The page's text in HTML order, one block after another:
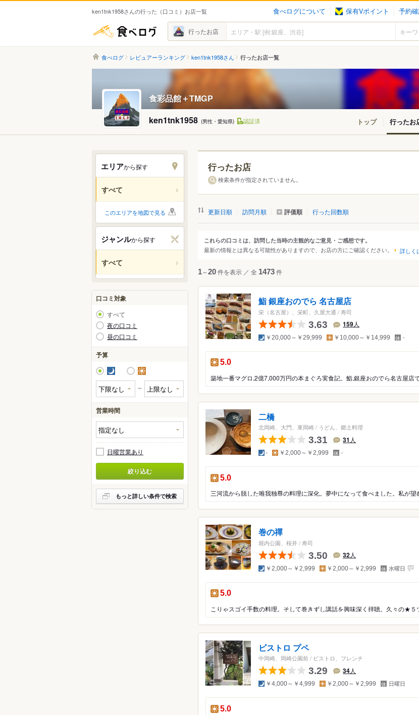
ken1tnk1958さんの行った（口コミ）お店一覧 食べログについて 保有Vポイント 予約
食べログ 行ったお店
食べログ レビュアーランキング ken1tnk1958さん 行ったお店一覧
食彩品館＋TMGP
ken1tnk1958 (男性・愛知県) 認証済 トップ 行ったお
エリアから探す
すべて
北海道・東北
関東 東京 神奈川 千葉 埼玉 群馬 栃木 茨城
中部 愛知 三重 岐阜 静岡 山梨
中国・四国 広島 岡山 山口 島根 鳥取 徳島 香川 愛媛
九州・沖縄 福岡 佐賀
アジア
インドネシア
ベトナム マレーシア
北米 アメリカ
グアム
オセアニア オーストラリア
ヨーロッパ イギリス アイルランド フランス ドイツ イタ
ポルトガル
ルクセンブルグ
デンマーク スウェーデン
中南米 メキシコ ブラジル ペルー
アフリカ 南アフリカ
このエリアを地図で見る
ジャンルから探す
すべて
ジャンルから探す
人気のジャンル
焼き鳥
お好み焼き もんじゃ焼き
スペイン料理
ステーキ
カレー
鍋 もつ鍋
天ぷら
焼肉 料理旅館 ビストロ
串揚げ
うどん しゃぶしゃぶ 沖
食堂
ビュッフェ・バイキング
レストラン
焼肉・ホルモン
鍋 居酒屋
ラーメン ラーメン・つけ麺
カフェ・パン・スイーツ
バー・お酒 バー
料理旅館・オーベルジュ 料理旅館・オーベルジュ
その他 その他
口コミ対象
すべて
夜の口コミ
昼の口コミ
予算
夜 昼
～
営業時間
日曜営業あり
絞り込む
もっと詳しい条件で検索
行ったお店
検索条件が指定されていません。
更新日順 訪問月順 評価順 行った回数順
これらの口コミは、訪問した当時の主観的なご意見・ご感想です。
最新の情報とは異なる可能性がありますので、お店の方にご確認ください。 詳しく
1～20件を表示 ／ 全 1473件
鮨 銀座おのでら 名古屋店
栄（名古屋）、栄町、久屋大通 /寿司
3.63 159人
夜 ￥20,000～￥29,999 昼 ￥10,000～￥14,999 定
休
日
-
昼の点数：
5.0
二橋
北岡崎、大門、東岡崎/ うどん、郷土料理
3.31 31 人
夜- 昼 ￥2,000～￥2,999 定
休
日
-
昼の点数：
5.0
巻の禪
堀内公園、桜井/寿司
3.50 32人
夜 ￥2,000～￥2,999 昼 ￥2,000～￥2,999 定
休
日
水曜日
昼の点数：
5.0
ビストロ プペ
中岡崎、岡崎公園前/ ビストロ、フレンチ
3.29 34人
夜 ￥4,000～￥4,999 昼 ￥2,000～￥2,999 定
休
日
日曜日
昼の点数：
5.0